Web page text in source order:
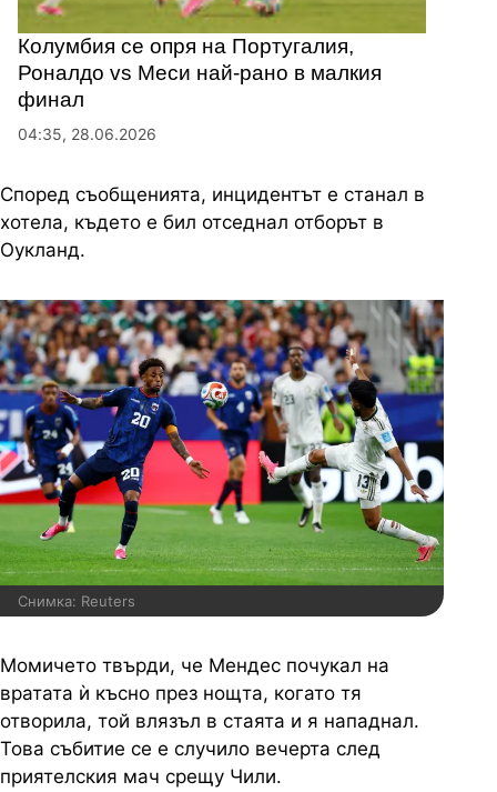
Колумбия се опря на Португалия,
Роналдо vs Меси най-рано в малкия
финал
04:35, 28.06.2026
Според съобщенията, инцидентът е станал в
хотела, където е бил отседнал отборът в
Оукланд.
Снимка: Reuters
Момичето твърди, че Мендес почукал на
вратата ѝ късно през нощта, когато тя
отворила, той влязъл в стаята и я нападнал.
Това събитие се е случило вечерта след
приятелския мач срещу Чили.